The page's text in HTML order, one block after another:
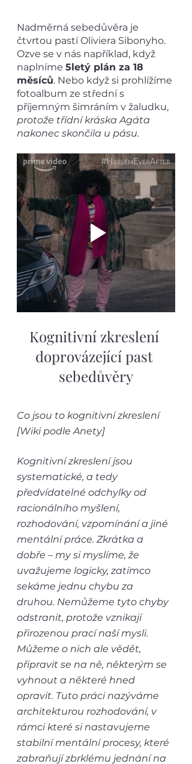
Nadměrná sebedůvěra je
čtvrtou pastí Oliviera Sibonyho.
Ozve se v nás například, když
naplníme 5letý plán za 18
měsíců. Nebo když si prohlížíme
fotoalbum ze střední s
příjemným šimráním v žaludku,
protože třídní kráska Agáta
nakonec skončila u pásu.
Kognitivní zkreslení
doprovázející past
sebedůvěry
Co jsou to kognitivní zkreslení
[Wiki podle Anety]
Kognitivní zkreslení jsou
systematické, a tedy
předvídatelné odchylky od
racionálního myšlení,
rozhodování, vzpomínání a jiné
mentální práce. Zkrátka a
dobře – my si myslíme, že
uvažujeme logicky, zatímco
sekáme jednu chybu za
druhou. Nemůžeme tyto chyby
odstranit, protože vznikají
přirozenou prací naší mysli.
Můžeme o nich ale vědět,
připravit se na ně, některým se
vyhnout a některé hned
opravit. Tuto práci nazýváme
architekturou rozhodování, v
rámci které si nastavujeme
stabilní mentální procesy, které
zabraňují zbrklému jednání na